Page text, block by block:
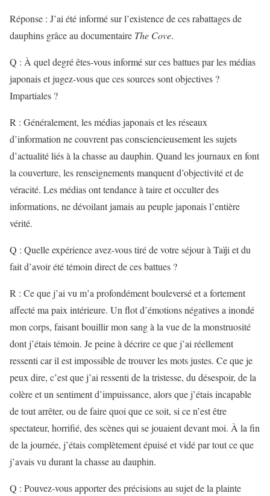
Réponse : J’ai été informé sur l’existence de ces rabattages de
dauphins grâce au documentaire The Cove.
Q : À quel degré êtes-vous informé sur ces battues par les médias
japonais et jugez-vous que ces sources sont objectives ?
Impartiales ?
R : Généralement, les médias japonais et les réseaux
d’information ne couvrent pas consciencieusement les sujets
d’actualité liés à la chasse au dauphin. Quand les journaux en font
la couverture, les renseignements manquent d’objectivité et de
véracité. Les médias ont tendance à taire et occulter des
informations, ne dévoilant jamais au peuple japonais l’entière
vérité.
Q : Quelle expérience avez-vous tiré de votre séjour à Taïji et du
fait d’avoir été témoin direct de ces battues ?
R : Ce que j’ai vu m’a profondément bouleversé et a fortement
affecté ma paix intérieure. Un flot d’émotions négatives a inondé
mon corps, faisant bouillir mon sang à la vue de la monstruosité
dont j’étais témoin. Je peine à décrire ce que j’ai réellement
ressenti car il est impossible de trouver les mots justes. Ce que je
peux dire, c’est que j’ai ressenti de la tristesse, du désespoir, de la
colère et un sentiment d’impuissance, alors que j’étais incapable
de tout arrêter, ou de faire quoi que ce soit, si ce n’est être
spectateur, horrifié, des scènes qui se jouaient devant moi. À la fin
de la journée, j’étais complètement épuisé et vidé par tout ce que
j’avais vu durant la chasse au dauphin.
Q : Pouvez-vous apporter des précisions au sujet de la plainte